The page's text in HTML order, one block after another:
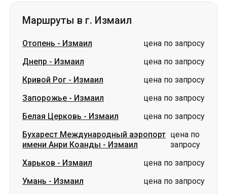
Маршруты в г. Измаил
Отопень - Измаил
цена по запросу
Днепр - Измаил
цена по запросу
Кривой Рог - Измаил
цена по запросу
Запорожье - Измаил
цена по запросу
Белая Церковь - Измаил
цена по запросу
Бухарест Международный аэропорт
имени Анри Коанды - Измаил
цена по
запросу
Харьков - Измаил
цена по запросу
Умань - Измаил
цена по запросу